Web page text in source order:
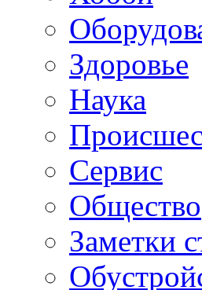
Здоровье
Наука
Сервис
Общество
Заметки